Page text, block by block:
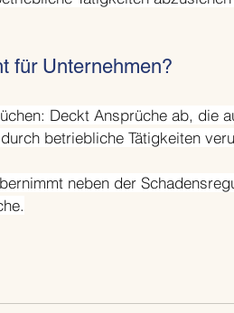
für Unternehmen?
Deckt Ansprüche ab, die
betriebliche Tätigkeiten
neben der